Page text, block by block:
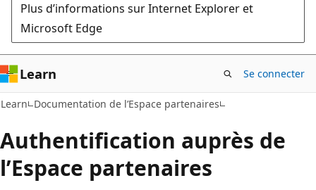
Plus d’informations sur Internet Explorer et
Microsoft Edge
Learn Se connecter
Learn Documentation de l’Espace partenaires
Authentification auprès de
l’Espace partenaires